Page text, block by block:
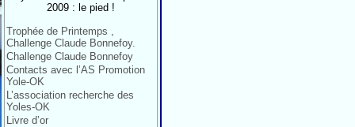
2009 : le pied !
Trophée de Printemps ,
Challenge Claude Bonnefoy.
Challenge Claude Bonnefoy
Contacts avec l’AS Promotion
Yole-OK
L’association recherche des
Yoles-OK
Livre d’or